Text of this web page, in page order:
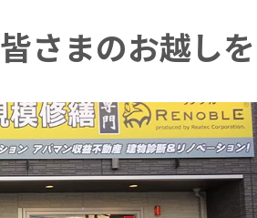
皆さまのお越しを